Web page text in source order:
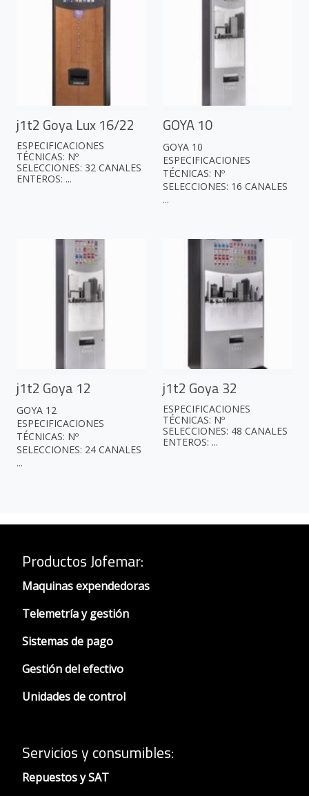
j1t2 Goya Lux 16/22
ESPECIFICACIONES
TÉCNICAS: Nº
SELECCIONES: 32 CANALES
ENTEROS: ...
GOYA 10
GOYA 10
ESPECIFICACIONES
TÉCNICAS: Nº
SELECCIONES: 16 CANALES
...
j1t2 Goya 12
GOYA 12
ESPECIFICACIONES
TÉCNICAS: Nº
SELECCIONES: 24 CANALES
...
j1t2 Goya 32
ESPECIFICACIONES
TÉCNICAS: Nº
SELECCIONES: 48 CANALES
ENTEROS: ...
Productos Jofemar:
Maquinas expendedoras
Telemetría y gestión
Sistemas de pago
Gestión del efectivo
Unidades de control
Servicios y consumibles:
Repuestos y SAT